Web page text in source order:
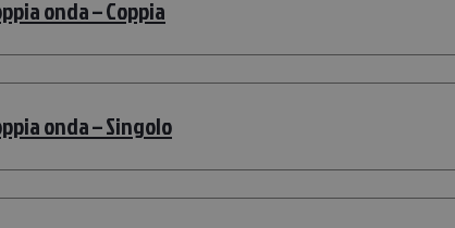
onda – Coppia
onda – Singolo